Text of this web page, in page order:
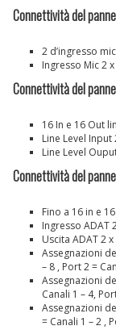
Connettività del
2 d’ingresso
Ingresso Mic 2
Connettività del
16 In e 16 Out
Line Level Input
Line Level
Connettività del
Fino a 16 in e
Ingresso ADAT
Uscita ADAT 2
Assegnazioni
– 8 , Port 2 =
Assegnazioni
Canali 1 – 4,
Assegnazioni
= Canali 1 – 2 ,